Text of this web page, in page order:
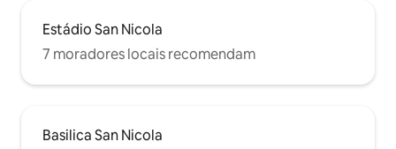
Estádio San Nicola
7 moradores locais recomendam
Basilica San Nicola